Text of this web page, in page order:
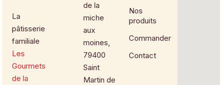
La
pâtisserie
familiale
Les
Gourmets
de la
de la
miche
aux
moines,
79400
Saint
Martin de
Nos
produits
Commander
Contact